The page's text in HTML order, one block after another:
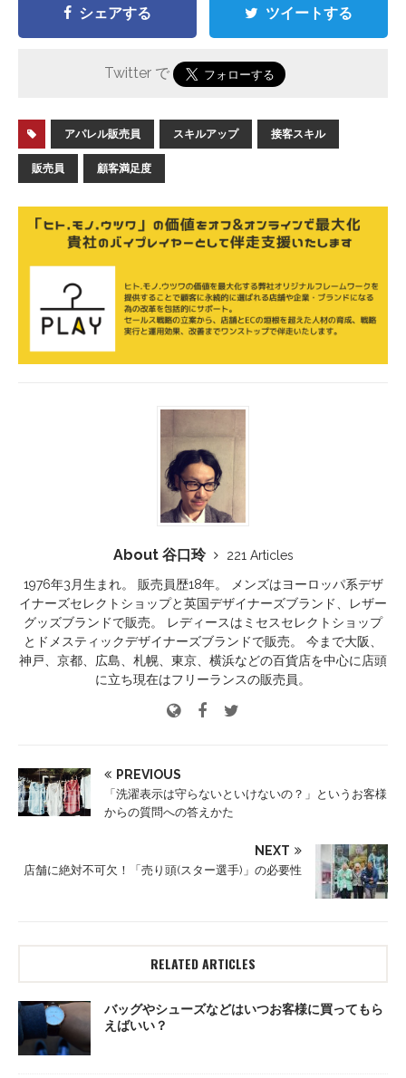
シェアする ツイートする
Twitter で
アパレル販売員 スキルアップ 接客スキル
販売員 顧客満足度
About 谷口玲
221 Articles
1976年3月生まれ。 販売員歴18年。 メンズはヨーロッパ系デザ
イナーズセレクトショップと英国デザイナーズブランド、レザー
グッズブランドで販売。 レディースはミセスセレクトショップ
とドメスティックデザイナーズブランドで販売。 今まで大阪、
神戸、京都、広島、札幌、東京、横浜などの百貨店を中心に店頭
に立ち現在はフリーランスの販売員。
PREVIOUS
「洗濯表示は守らないといけないの？」というお客様
からの質問への答えかた
NEXT
店舗に絶対不可欠！「売り頭(スター選手)」の必要性
RELATED ARTICLES
バッグやシューズなどはいつお客様に買ってもら
えばいい？